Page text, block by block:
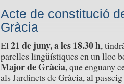
Acte de constitució
Gràcia
El21 de juny, a les 18.30 h,
parelles lingüístiques en un lloc
Major de Gràcia,que enguany
als Jardinets de Gràcia, al